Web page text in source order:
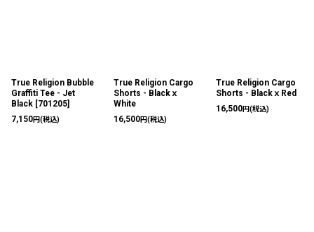
True Religion Bubble
Graffiti Tee - Jet
Black [701205]
7,150円(税込)
True Religion Cargo
Shorts - Blackｘ
White
16,500円(税込)
True Religion Cargo
Shorts - BlackｘRed
16,500円(税込)